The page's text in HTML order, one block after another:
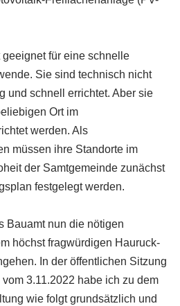
für eine schnelle
Sie sind technisch nicht
und schnell errichtet. Aber sie
Ort im
werden. Als
müssen ihre Standorte im
der Samtgemeinde zunächst
festgelegt werden.
Bauamt nun die nötigen
höchst fragwürdigen Hauruck-
In der öffentlichen Sitzung
3.11.2022 habe ich zu dem
wie folgt grundsätzlich und